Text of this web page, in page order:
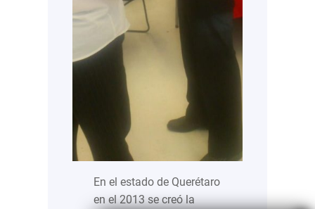
En el estado de Querétaro
en el 2013 se creó la